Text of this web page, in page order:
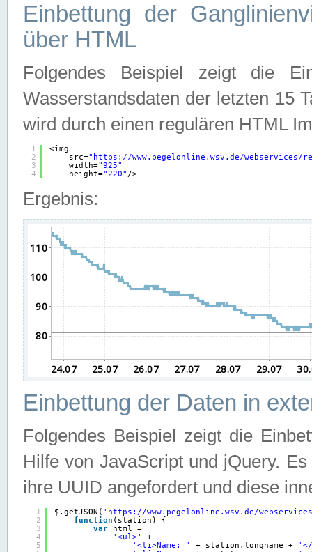
Einbettung der
über HTML
Folgendes Beispiel zeigt die
Wasserstandsdaten der letzten 15
wird durch einen regulären HTML
1
2
3
4
<img
src=" https://www.pegelonline.wsv.de/webservices/
width="925"
height="220" />
Ergebnis:
Einbettung der Daten in
Folgendes Beispiel zeigt die
Hilfe von JavaScript und jQuery.
ihre UUID angefordert und diese
1
2
3
4
5
$.getJSON( ' https://www.pegelonline.wsv.de/
function (station) {
var
html =
'<ul>'
+
'<li>Name: '
+ station.longname +